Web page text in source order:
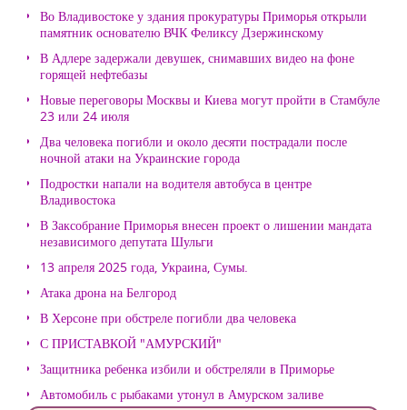
Во Владивостоке у здания прокуратуры Приморья открыли
памятник основателю ВЧК Феликсу Дзержинскому
В Адлере задержали девушек, снимавших видео на фоне
горящей нефтебазы
Новые переговоры Москвы и Киева могут пройти в Стамбуле
23 или 24 июля
Два человека погибли и около десяти пострадали после
ночной атаки на Украинские города
Подростки напали на водителя автобуса в центре
Владивостока
В Заксобрание Приморья внесен проект о лишении мандата
независимого депутата Шульги
13 апреля 2025 года, Украина, Сумы.
Атака дрона на Белгород
В Херсоне при обстреле погибли два человека
С ПРИСТАВКОЙ "АМУРСКИЙ"
Защитника ребенка избили и обстреляли в Приморье
Автомобиль с рыбаками утонул в Амурском заливе